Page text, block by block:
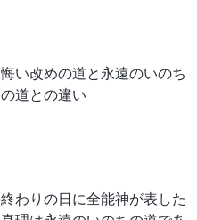
悔い改めの道と永遠のいのち
の道との違い
終わりの日に全能神が表した